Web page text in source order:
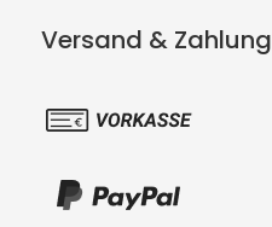
Versand & Zahlung